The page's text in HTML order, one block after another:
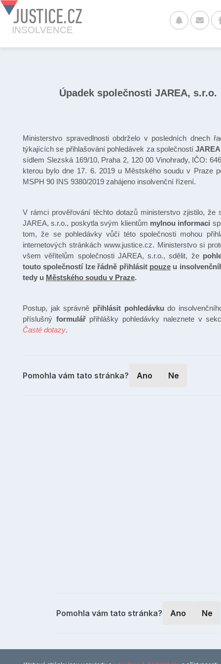
JUSTICE.CZ
INSOLVENCE
Úpadek společnosti JAREA, s.r.o.
Ministerstvo spravedlnosti obdrželo v posledních dnech
týkajících se přihlašování pohledávek za společností
sídlem Slezská 169/10, Praha 2, 120 00 Vinohrady, IČO:
kterou bylo dne 17. 6. 2019 u Městského soudu v Praze
MSPH 90 INS 9380/2019 zahájeno insolvenční řízení.
V rámci prověřování těchto dotazů ministerstvo zjistilo, že
JAREA, s.r.o., poskytla svým klientům mylnou informaci
tom, že se pohledávky vůči této společnosti mohou
internetových stránkách www.justice.cz. Ministerstvo si
všem věřitelům společnosti JAREA, s.r.o., sdělit, že
touto společností lze řádně přihlásit pouzeu
tedy u Městského soudu v Praze.
Postup, jak správně přihlásit pohledávkudo
příslušný formulář přihlášky pohledávky naleznete v
Časté dotazy.
Pomohla vám tato stránka? Ano Ne
Pomohla vám tato stránka? Ano Ne